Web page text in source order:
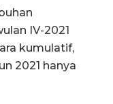
IV-2021
kumulatif,
2021 hanya